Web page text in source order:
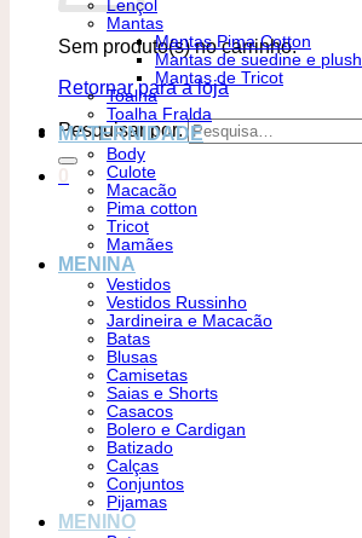
Sem produto(s) no carrinho.
Retornar para a loja
Pesquisar por:
Lençol
Mantas
Mantas Pima Cotton
Mantas de suedine e plush
Mantas de Tricot
Toalha
Toalha Fralda
MATERNIDADE
Body
Culote
Macacão
Pima cotton
Tricot
Mamães
MENINA
Vestidos
Vestidos Russinho
Jardineira e Macacão
Batas
Blusas
Camisetas
Saias e Shorts
Casacos
Bolero e Cardigan
Batizado
Calças
Conjuntos
Pijamas
MENINO